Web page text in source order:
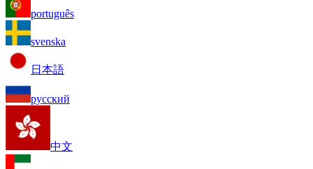
português
svenska
日本語
русский
中文